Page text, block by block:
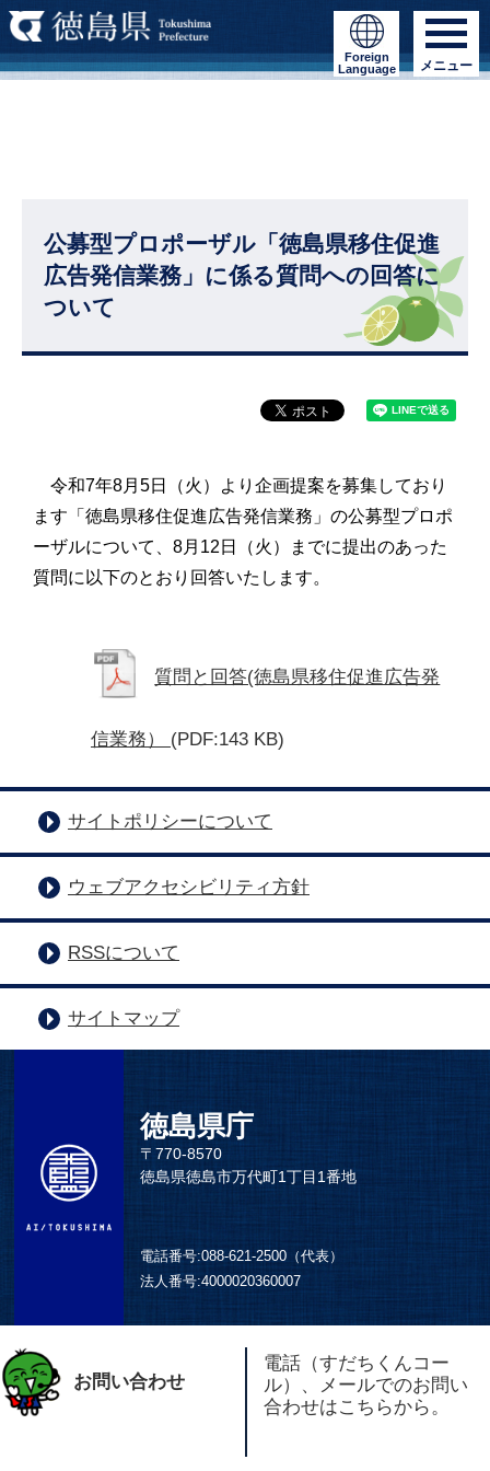
Foreign
Language
メニュー
公募型プロポーザル「徳島県移住促進
広告発信業務」に係る質問への回答に
ついて
令和7年8月5日（火）より企画提案を募集しており
ます「徳島県移住促進広告発信業務」の公募型プロポ
ーザルについて、8月12日（火）までに提出のあった
質問に以下のとおり回答いたします。
質問と回答(徳島県移住促進広告発
信業務） (PDF:143 KB)
サイトポリシーについて
ウェブアクセシビリティ方針
RSSについて
サイトマップ
徳島県庁
〒770-8570
徳島県徳島市万代町1丁目1番地
電話番号:088-621-2500（代表）
法人番号:4000020360007
お問い合わせ
電話（すだちくんコー
ル）、メールでのお問い
合わせはこちらから。